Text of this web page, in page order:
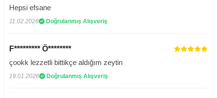
Hepsi efsane
11.02.2026 Doğrulanmış Alışveriş
F********* Ö********
çookk lezzetli bittikçe aldığım zeytin
19.01.2026 Doğrulanmış Alışveriş